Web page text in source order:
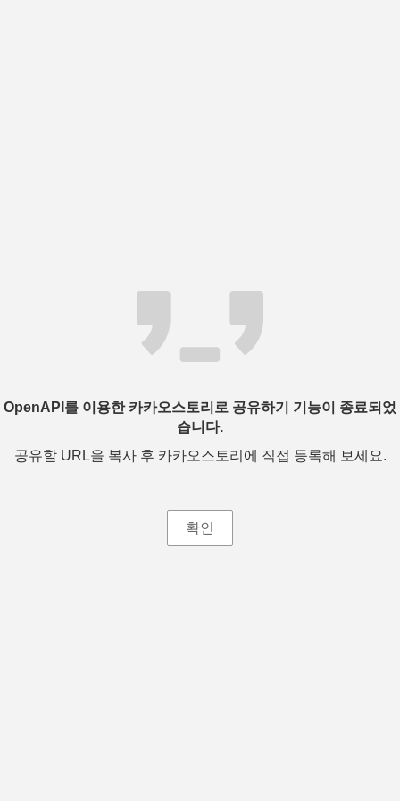
OpenAPI를 이용한 카카오스토리로 공유하기 기능이 종료되었
습니다.
공유할 URL을 복사 후 카카오스토리에 직접 등록해 보세요.
확인